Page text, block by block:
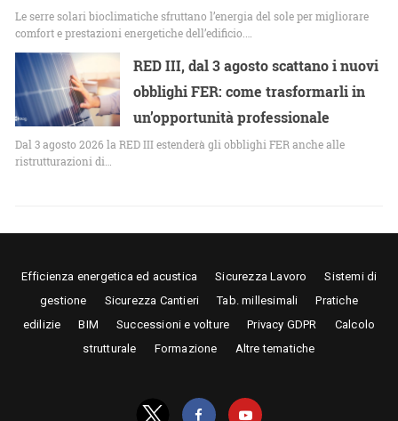
Le serre solari bioclimatiche sfruttano l’energia del sole per migliorare
comfort e prestazioni energetiche dell’edificio.…
RED III, dal 3 agosto scattano i nuovi
obblighi FER: come trasformarli in
un’opportunità professionale
Dal 3 agosto 2026 la RED III estenderà gli obblighi FER anche alle
ristrutturazioni di…
Efficienza energetica ed acustica Sicurezza Lavoro
Sistemi di
gestione
Sicurezza Cantieri Tab. millesimali
Pratiche
edilizie
BIM Successioni e volture Privacy GDPR
Calcolo
strutturale
Formazione Altre tematiche